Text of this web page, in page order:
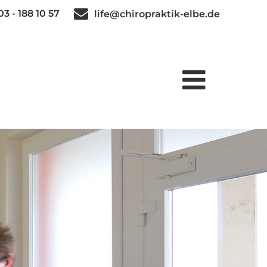
- 188 10 57 life@chiropraktik-elbe.de